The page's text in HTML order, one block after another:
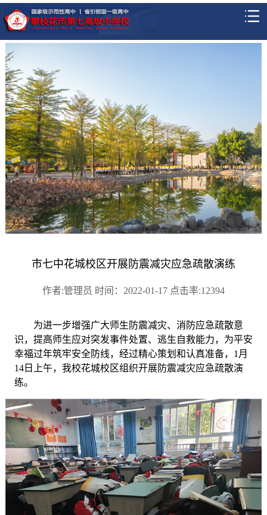
市七中花城校区开展防震减灾应急疏散演练
作者:管理员 时间：2022-01-17 点击率:12394
为进一步增强广大师生防震减灾、消防应急疏散意
识，提高师生应对突发事件处置、逃生自救能力，为平安
幸福过年筑牢安全防线，经过精心策划和认真准备， 1月
14日上午，我校花城校区组织开展防震减灾应急疏散演
练。